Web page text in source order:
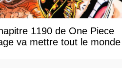
va mettre tout le monde